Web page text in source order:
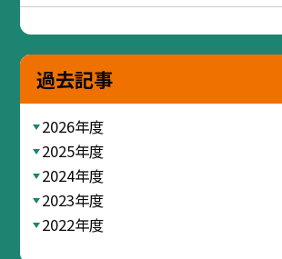
過去記事
2026年度
2025年度
2024年度
2023年度
2022年度